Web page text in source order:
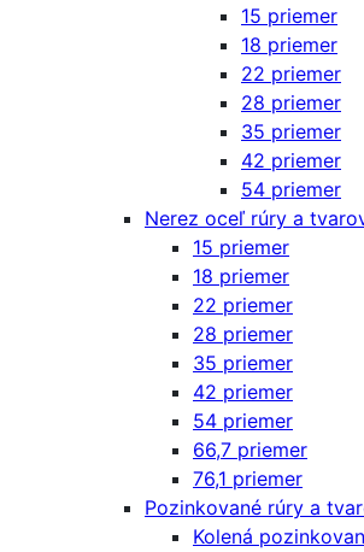
15 priemer
18 priemer
22 priemer
28 priemer
35 priemer
42 priemer
54 priemer
Nerez oceľ rúry a
15 priemer
18 priemer
22 priemer
28 priemer
35 priemer
42 priemer
54 priemer
66,7 priemer
76,1 priemer
Pozinkované rúry a
Kolená